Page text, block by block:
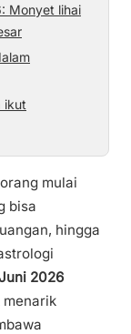
Monyet lihai
ikut
mulai
bisa
hingga
2026
menarik